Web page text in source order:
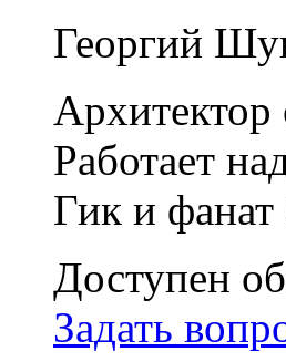
Георгий
Работает
Гик и фанат
Доступен
Задать